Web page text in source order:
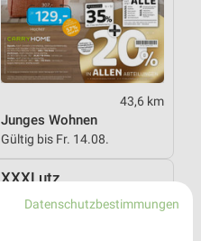
43,6 km
Junges Wohnen
Gültig bis Fr. 14.08.
XXXLutz
Datenschutzbestimmungen